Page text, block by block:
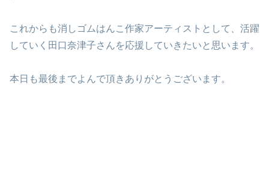
これからも消しゴムはんこ作家アーティストとして、活躍
していく田口奈津子さんを応援していきたいと思います。
本日も最後までよんで頂きありがとうございます。